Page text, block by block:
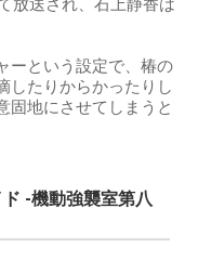
放送され、石上静香は
ーという設定で、椿の
したりからかったりし
固地にさせてしまうと
-機動強襲室第八